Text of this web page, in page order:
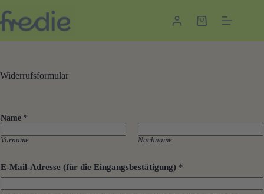
Inhalt
springen
Warenkorb
Widerrufsformular
Name *
Vorname Nachname
W
i
d
E-Mail-Adresse (für die Eingangsbestätigung) *